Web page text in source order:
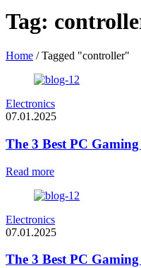
Tag:
Home / Tagged "controller"
Electronics
07.01.2025
The 3 Best PC
Read more
Electronics
07.01.2025
The 3 Best PC